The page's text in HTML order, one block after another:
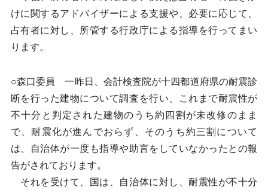
けに関するアドバイザーによる支援や、必要に応じて、
占有者に対し、所管する行政庁による指導を行ってまい
ります。
○森口委員 一昨日、会計検査院が十四都道府県の耐震診
断を行った建物について調査を行い、これまで耐震性が
不十分と判定された建物のうち約四割が未改修のまま
で、耐震化が進んでおらず、そのうち約三割について
は、自治体が一度も指導や助言をしていなかったとの報
告がされております。
それを受けて、国は、自治体に対し、耐震性が不十分